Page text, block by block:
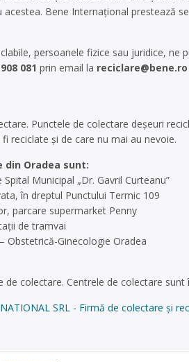
Bene Internațional prestează
persoanele fizice sau juridice, ne
081 prin email la reciclare@bene.ro
Punctele de colectare deșeuri
reciclate și de care nu mai au nevoie.
din Oradea sunt:
Municipal „Dr. Gavril Curteanu”
în dreptul Punctului Termic 109
parcare supermarket Penny
de tramvai
Obstetrică-Ginecologie Oradea
de colectare. Centrele de colectare sunt
SRL - Firmă de colectare și